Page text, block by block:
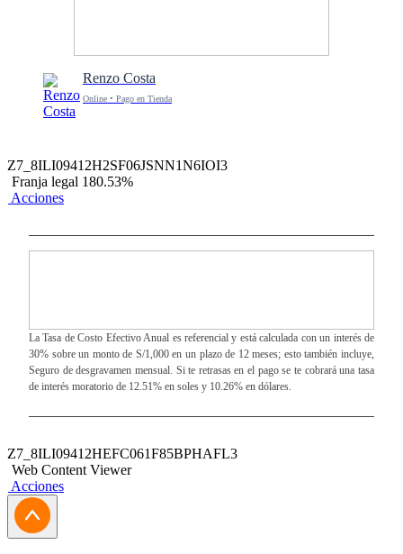
Renzo Costa
Online • Pago en Tienda
Z7_8ILI09412H2SF06JSNN1N6IOI3
Franja legal 180.53%
Acciones
La Tasa de Costo Efectivo Anual es referencial y está calculada con un interés de
30% sobre un monto de S/1,000 en un plazo de 12 meses; esto también incluye,
Seguro de desgravamen mensual. Si te retrasas en el pago se te cobrará una tasa
de interés moratorio de 12.51% en soles y 10.26% en dólares.
Z7_8ILI09412HEFC061F85BPHAFL3
Web Content Viewer
Acciones